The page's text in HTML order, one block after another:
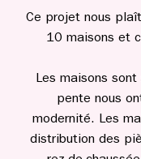
Ce projet nous
10 maisons et
Les maisons
pente nous
modernité. Les
distribution des